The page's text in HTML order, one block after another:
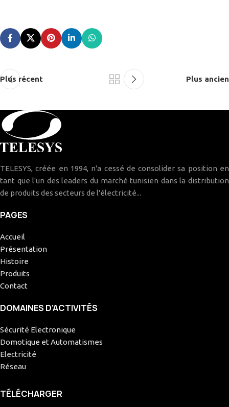
Plus récent Plus ancien
TELESYS, créée en 1994, n'a cessé de consolider sa position en
tant que l'un des leaders du marché tunisien dans la distribution
de produits des secteurs de l'électricité...
PAGES
Accueil
Présentation
Histoire
Produits
Contact
DOMAINES D’ACTIVITÉS
Sécurité Electronique
Domotique et Automatismes
Electricité
Réseau
TÉLÉCHARGER